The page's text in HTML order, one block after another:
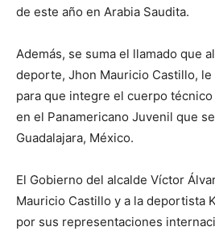
de este año en Arabia Saudita.
Además, se suma el llamado que
deporte, Jhon Mauricio Castillo, le
para que integre el cuerpo
en el Panamericano Juvenil que
Guadalajara, México.
El Gobierno del alcalde Víctor
Mauricio Castillo y a la deportista
por sus representaciones